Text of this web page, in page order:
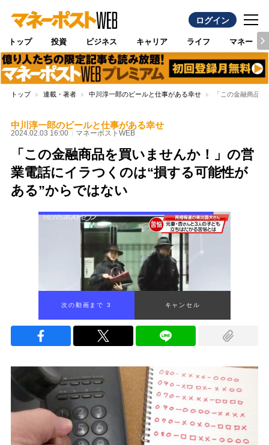
ログイン
トップ 投資 ビジネス キャリア ライフ マネー
トップ 連載・著者 中川淳一郎のビールと仕事がある幸せ 「この金融商品
中川淳一郎のビールと仕事がある幸せ
2024.02.03 16:00 マネーポストWEB
「この金融商品を買いませんか！」の営
業電話にイラつくのは“損する可能性が
ある”からではない
次の動画まで 2 キャンセル